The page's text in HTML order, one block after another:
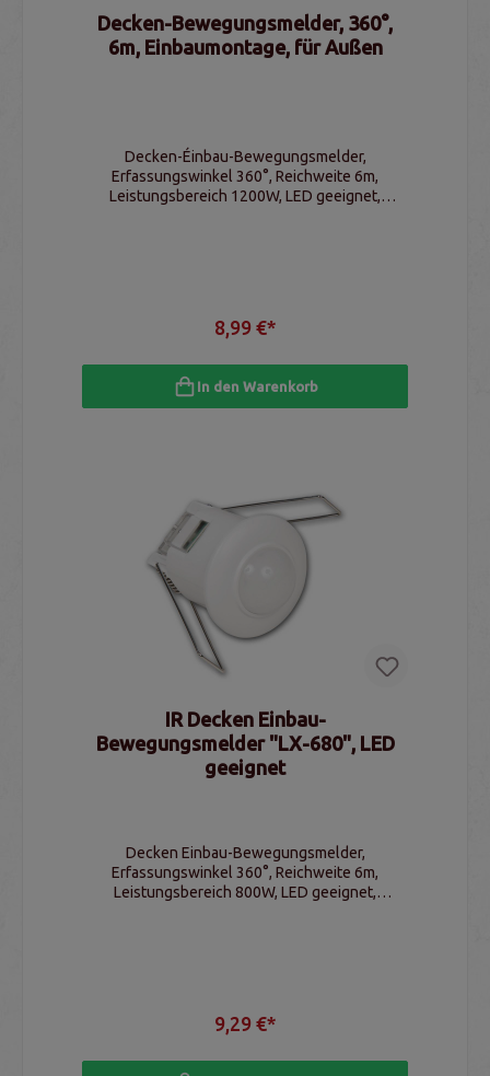
Decken-Bewegungsmelder, 360°,
6m, Einbaumontage, für Außen
Decken-Éinbau-Bewegungsmelder,
Erfassungswinkel 360°, Reichweite 6m,
Leistungsbereich 1200W, LED geeignet,
8,99 €*
In den Warenkorb
IR Decken Einbau-
Bewegungsmelder "LX-680", LED
geeignet
Decken Einbau-Bewegungsmelder,
Erfassungswinkel 360°, Reichweite 6m,
Leistungsbereich 800W, LED geeignet,
9,29 €*